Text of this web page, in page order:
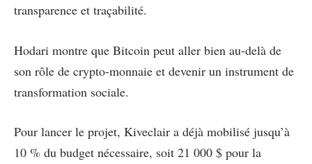
transparence et traçabilité.
Hodari montre que Bitcoin peut aller bien au-delà de
son rôle de crypto-monnaie et devenir un instrument de
transformation sociale.
Pour lancer le projet, Kiveclair a déjà mobilisé jusqu’à
10 % du budget nécessaire, soit 21 000 $ pour la